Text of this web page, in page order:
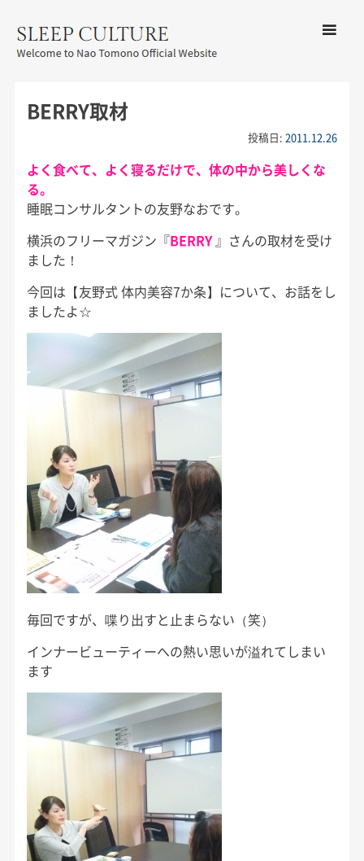
CULTURE
ー
ツへ移動
BERRY取材
投稿日:2011.12.26
よく食べて、よく寝るだけで、体の中から美しくな
る。
睡眠コンサルタントの友野なおです。
横浜のフリーマガジン『BERRY』さんの取材を受け
ました！
今回は【友野式 体内美容7か条】について、お話をし
ましたよ☆
毎回ですが、喋り出すと止まらない（笑）
インナービューティーへの熱い思いが溢れてしまい
ます